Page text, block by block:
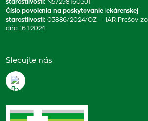
starostlivosti: N57298160301
Číslo povolenia na poskytovanie lekárenskej
starostlivosti: 03886/2024/OZ - HAR Prešov zo
dňa 16.1.2024
Sledujte nás